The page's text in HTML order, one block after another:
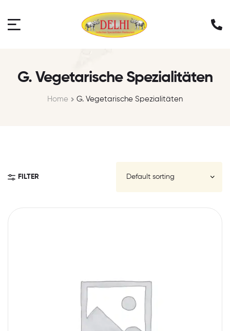
G. Vegetarische Spezialitäten
Home G. Vegetarische Spezialitäten
FILTER